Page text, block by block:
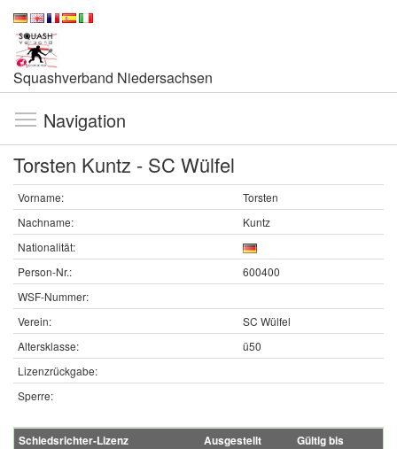
Squashverband Niedersachsen
Navigation
Torsten Kuntz - SC Wülfel
Vorname:
Torsten
Nachname:
Kuntz
Nationalität:
Person-Nr.:
600400
WSF-Nummer:
Verein:
SC Wülfel
Altersklasse:
ü50
Lizenzrückgabe:
Sperre:
Schiedsrichter-Lizenz Ausgestellt Gültig bis